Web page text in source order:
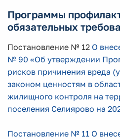
Программы
обязательных
Постановление № 12 О
№ 90 «Об утверждении
рисков причинения вреда
законом ценностям в
жилищного контроля на
поселения Селиярово на
Постановление № 11 О